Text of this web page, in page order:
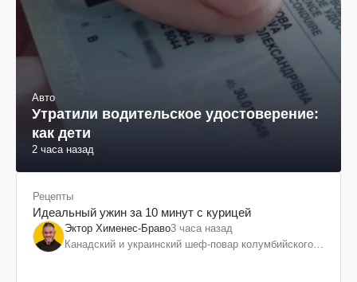
Авто
Утратили водительское удостоверение:
как дети
2 часа назад
Рецепты
Идеальный ужин за 10 минут с курицей
Эктор Хименес-Браво3 часа назад
Канадский и украинский шеф-повар колумбийского